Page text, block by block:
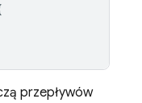
przepływów